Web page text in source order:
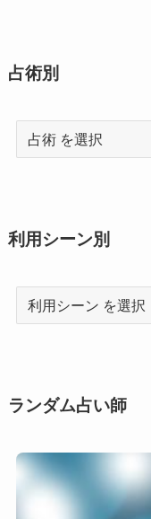
占術別
術
利用シーン別
利
用
ン
ランダム占い師